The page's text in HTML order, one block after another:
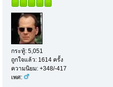
กระทู้: 5,051
ถูกใจแล้ว: 1614 ครั้ง
ความนิยม: +348/-417
เพศ: